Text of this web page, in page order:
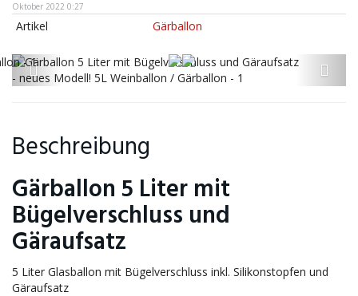
Oktober 2022 0:27
Artikel Gärballon
Beschreibung
Gärballon 5 Liter mit
Bügelverschluss und
Gäraufsatz
5 Liter Glasballon mit Bügelverschluss inkl. Silikonstopfen und
Gäraufsatz